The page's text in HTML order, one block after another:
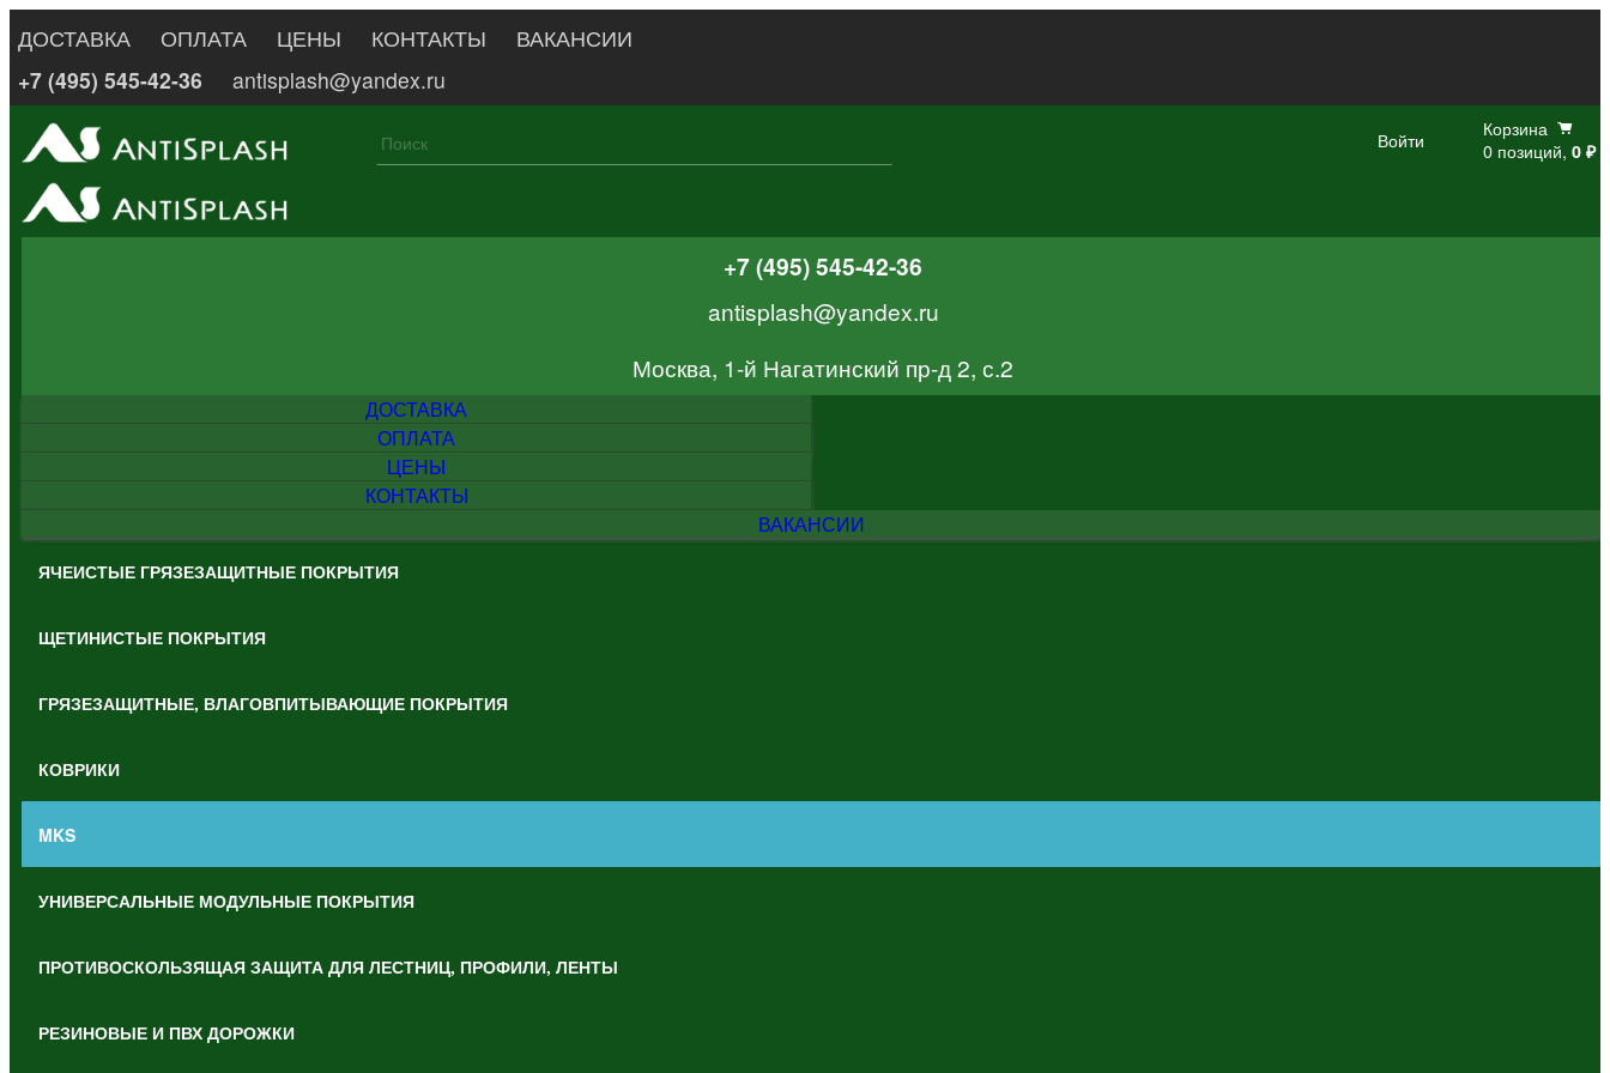
ДОСТАВКА ОПЛАТА ЦЕНЫ КОНТАКТЫ
ВАКАНСИИ
+7 (495) 545-42-36
antisplash@yandex.ru
Войти
Корзина
0 позиций, 0 ₽
+7 (495) 545-42-36
antisplash@yandex.ru
Москва, 1-й Нагатинский пр-д 2, с.2
ДОСТАВКА
ОПЛАТА
ЦЕНЫ
КОНТАКТЫ
ВАКАНСИИ
ЯЧЕИСТЫЕ ГРЯЗЕЗАЩИТНЫЕ ПОКРЫТИЯ
ЩЕТИНИСТЫЕ ПОКРЫТИЯ
ГРЯЗЕЗАЩИТНЫЕ, ВЛАГОВПИТЫВАЮЩИЕ ПОКРЫТИЯ
КОВРИКИ
MKS
УНИВЕРСАЛЬНЫЕ МОДУЛЬНЫЕ ПОКРЫТИЯ
ПРОТИВОСКОЛЬЗЯЩАЯ ЗАЩИТА ДЛЯ ЛЕСТНИЦ, ПРОФИЛИ, ЛЕНТЫ
РЕЗИНОВЫЕ И ПВХ ДОРОЖКИ